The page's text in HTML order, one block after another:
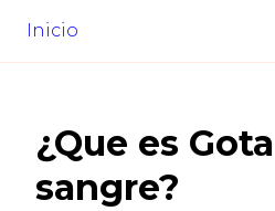
Inicio
¿Que es
sangre?